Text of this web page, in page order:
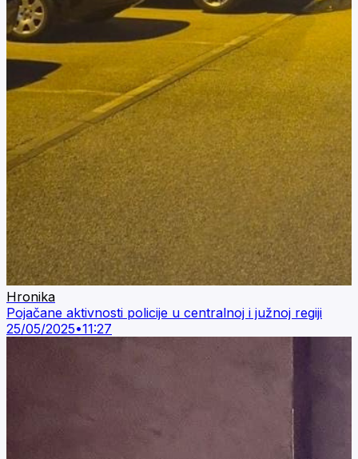
Hronika
Pojačane aktivnosti policije u centralnoj i južnoj regiji
25/05/2025•11:27